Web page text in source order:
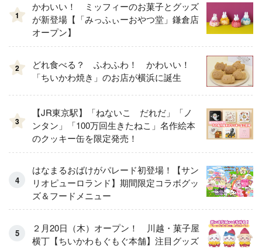
1
かわいい！ ミッフィーのお菓子とグッズ
が新登場【「みっふぃーおやつ堂」鎌倉店
オープン】
2
どれ食べる？ ふわふわ！ かわいい！
「ちいかわ焼き」のお店が横浜に誕生
3
【JR東京駅】「ねないこ だれだ」「ノ
ンタン」「100万回生きたねこ」名作絵本
のクッキー缶を限定発売！
はなまるおばけがパレード初登場！【サン
リオピューロランド】期間限定コラボグッ
ズ＆フードメニュー
２月20日（木）オープン！ 川越・菓子屋
横丁【ちいかわもぐもぐ本舗】注目グッズ